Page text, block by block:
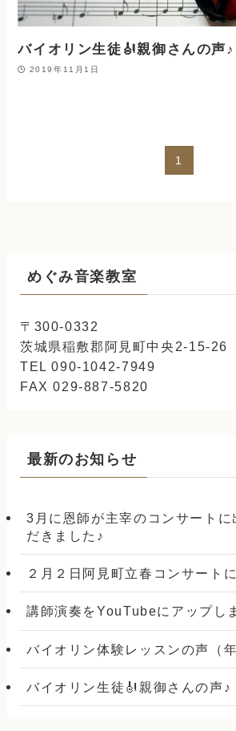
バイオリン生徒🎻親御さんの声♪
2019年11月1日
1
めぐみ音楽教室
〒300-0332
茨城県稲敷郡阿見町中央2-15-26
TEL 090-1042-7949
FAX 029-887-5820
最新のお知らせ
3月に恩師が主宰のコンサートに
だきました♪
２月２日阿見町立春コンサート
講師演奏をYouTubeにアップし
バイオリン体験レッスンの声（年
バイオリン生徒🎻親御さんの声♪